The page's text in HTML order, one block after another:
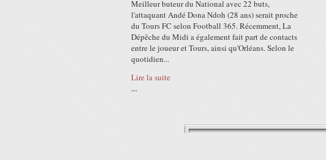
Meilleur buteur du National avec 22 buts,
l'attaquant Andé Dona Ndoh (28 ans) serait proche
du Tours FC selon Football 365. Récemment, La
Dépêche du Midi a également fait part de contacts
entre le joueur et Tours, ainsi qu'Orléans. Selon le
quotidien...
Lire la suite
…